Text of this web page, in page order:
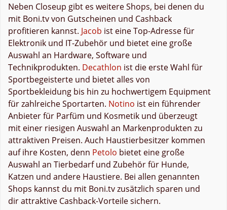
Neben Closeup gibt es weitere Shops, bei denen du
mit Boni.tv von Gutscheinen und Cashback
profitieren kannst. Jacob ist eine Top-Adresse für
Elektronik und IT-Zubehör und bietet eine große
Auswahl an Hardware, Software und
Technikprodukten. Decathlon ist die erste Wahl für
Sportbegeisterte und bietet alles von
Sportbekleidung bis hin zu hochwertigem Equipment
für zahlreiche Sportarten. Notino ist ein führender
Anbieter für Parfüm und Kosmetik und überzeugt
mit einer riesigen Auswahl an Markenprodukten zu
attraktiven Preisen. Auch Haustierbesitzer kommen
auf ihre Kosten, denn Petolo bietet eine große
Auswahl an Tierbedarf und Zubehör für Hunde,
Katzen und andere Haustiere. Bei allen genannten
Shops kannst du mit Boni.tv zusätzlich sparen und
dir attraktive Cashback-Vorteile sichern.